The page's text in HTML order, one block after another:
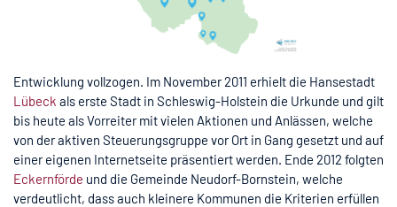
Entwicklung vollzogen. Im November 2011 erhielt die Hansestadt
Lübeck als erste Stadt in Schleswig-Holstein die Urkunde und gilt
bis heute als Vorreiter mit vielen Aktionen und Anlässen, welche
von der aktiven Steuerungsgruppe vor Ort in Gang gesetzt und auf
einer eigenen Internetseite präsentiert werden. Ende 2012 folgten
Eckernförde und die Gemeinde Neudorf-Bornstein, welche
verdeutlicht, dass auch kleinere Kommunen die Kriterien erfüllen